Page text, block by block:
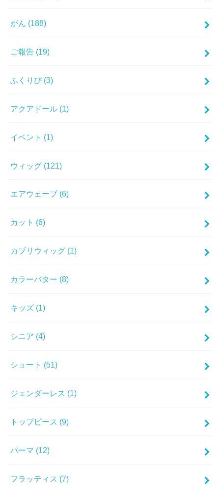
がん (188)
ご報告 (19)
ふくりび (3)
アクアドール (1)
イベント (1)
ウィッグ (121)
エアウェーブ (6)
カット (6)
カブリウィッグ (1)
カラーバター (8)
キッズ (1)
シニア (4)
ショート (51)
ジェンダーレス (1)
トップピース (9)
パーマ (12)
フラッティス (7)